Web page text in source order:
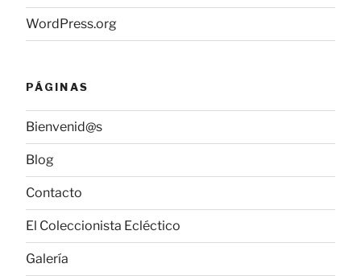
WordPress.org
PÁGINAS
Bienvenid@s
Blog
Contacto
El Coleccionista Ecléctico
Galería